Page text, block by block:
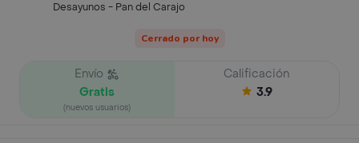
Desayunos - Pan del Carajo
Cerrado por hoy
Envío
Gratis
(nuevos usuarios)
Calificación
3.9